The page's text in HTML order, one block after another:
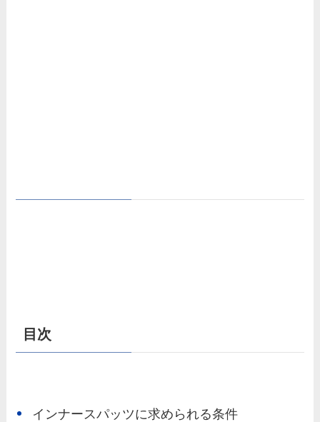
目次
インナースパッツに求められる条件